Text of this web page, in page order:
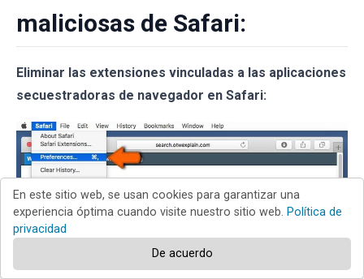
maliciosas de Safari:
Eliminar las extensiones vinculadas a las aplicaciones
secuestradoras de navegador en Safari:
En este sitio web, se usan cookies para garantizar una
experiencia óptima cuando visite nuestro sitio web. Política de
privacidad
De acuerdo